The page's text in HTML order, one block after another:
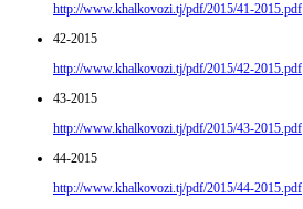
http://www.khalkovozi.tj/pdf/2015/41-2015.pdf
42-2015
http://www.khalkovozi.tj/pdf/2015/42-2015.pdf
43-2015
http://www.khalkovozi.tj/pdf/2015/43-2015.pdf
44-2015
http://www.khalkovozi.tj/pdf/2015/44-2015.pdf